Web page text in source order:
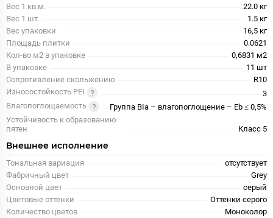
Вес 1 кв.м.
22.0 кг
Вес 1 шт.
1.5 кг
Вес упаковки
16,5 кг
Площадь плитки
0.0621
Кол-во м2 в упаковке
0,6831 м2
В упаковке
11 шт
Сопротивление скольжению
R10
Износостойкость PEI
3
Влагопоглощаемость
Группа BIa – влагопоглощение – Eb ≤ 0,5%
Устойчивость к образованию
пятен
Класс 5
Внешнее исполнение
Тональная вариация
отсутствует
Фабричный цвет
Grey
Основной цвет
серый
Цветовые оттенки
Оттенки серого
Количество цветов
Моноколор